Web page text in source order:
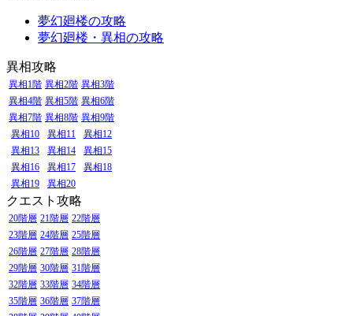
夢幻廻楼の攻略
夢幻廻楼・異相の攻略
異相攻略
異相1階 異相2階 異相3階
異相4階 異相5階 異相6階
異相7階 異相8階 異相9階
異相10
異相11
異相12
異相13
異相14
異相15
異相16
異相17
異相18
異相19
異相20
クエスト攻略
20階層 21階層 22階層
23階層 24階層 25階層
26階層 27階層 28階層
29階層 30階層 31階層
32階層 33階層 34階層
35階層 36階層 37階層